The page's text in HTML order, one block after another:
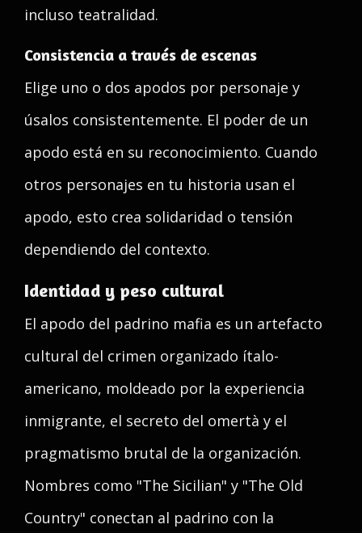
incluso teatralidad.
Consistencia a través de escenas
Elige uno o dos apodos por personaje y
úsalos consistentemente. El poder de un
apodo está en su reconocimiento. Cuando
otros personajes en tu historia usan el
apodo, esto crea solidaridad o tensión
dependiendo del contexto.
Identidad y peso cultural
El apodo del padrino mafia es un artefacto
cultural del crimen organizado ítalo-
americano, moldeado por la experiencia
inmigrante, el secreto del omertà y el
pragmatismo brutal de la organización.
Nombres como "The Sicilian" y "The Old
Country" conectan al padrino con la